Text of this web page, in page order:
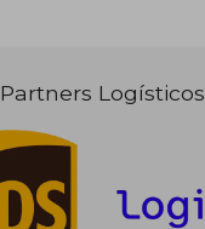
12,95 €
Partners Logísticos